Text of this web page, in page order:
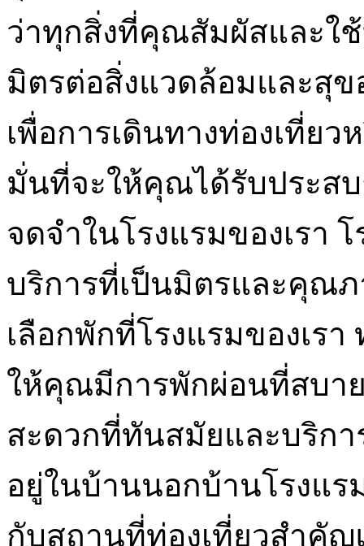
ว่าทุกสิ่งที่คุณสัมผัสและใช้
มิตรต่อสิ่งแวดล้อมและสุข
เพื่อการเดินทางท่องเที่ยว
มั่นที่จะให้คุณได้รับประส
จดจำในโรงแรมของเรา
บริการที่เป็นมิตรและคุณ
เลือกพักที่โรงแรมของเร
ให้คุณมีการพักผ่อนที่สบาย
สะดวกที่ทันสมัยและบริก
อยู่ในบ้านนอกบ้านโรงแร
กับสถานที่ท่องเที่ยวสำคั